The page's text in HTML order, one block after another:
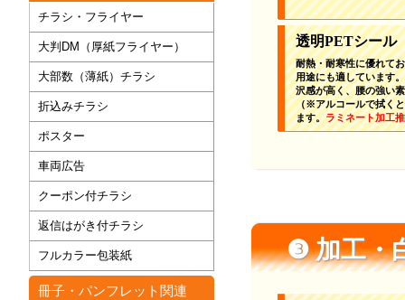
透明PETシール
耐熱・耐寒性に優れて
用途にも適しています
沢感が高く、腰の強い
（※アルコールで拭く
ます。ラミネート加工
❸ 加工・
チラシ・フライヤー
大判DM（厚紙フライヤー）
大部数（薄紙）チラシ
折込みチラシ
ポスター
車両広告
クーポン付チラシ
返信はがき付チラシ
フルカラー包装紙
冊子・パンフレット関連